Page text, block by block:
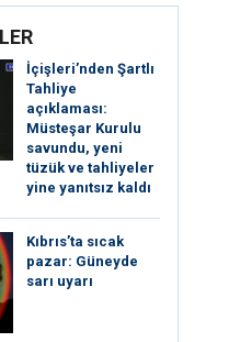
İçişleri’nden Şartlı
Tahliye
açıklaması:
Müsteşar Kurulu
savundu, yeni
tüzük ve tahliyeler
yine yanıtsız kaldı
Kıbrıs’ta sıcak
pazar: Güneyde
sarı uyarı